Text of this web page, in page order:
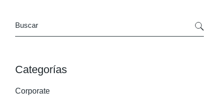
Search
Categorías
Corporate